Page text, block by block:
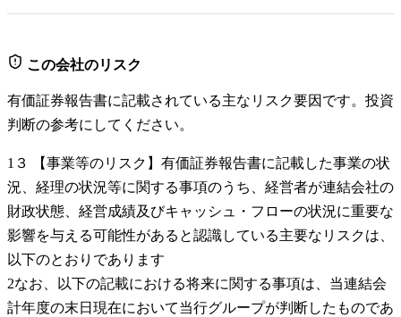
この会社のリスク
有価証券報告書に記載されている主なリスク要因です。投資
判断の参考にしてください。
1 ３ 【事業等のリスク】有価証券報告書に記載した事業の状
況、経理の状況等に関する事項のうち、経営者が連結会社の
財政状態、経営成績及びキャッシュ・フローの状況に重要な
影響を与える可能性があると認識している主要なリスクは、
以下のとおりであります
2なお、以下の記載における将来に関する事項は、当連結会
計年度の末日現在において当行グループが判断したものであ